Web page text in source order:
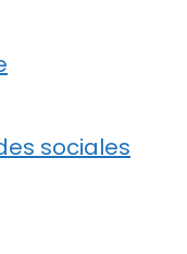
sociales